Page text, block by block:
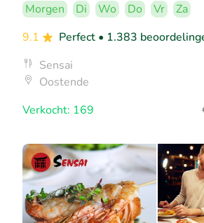
Morgen Di Wo Do Vr
Za
9.1
Perfect • 1.383
Sensai
Oostende
Verkocht: 169